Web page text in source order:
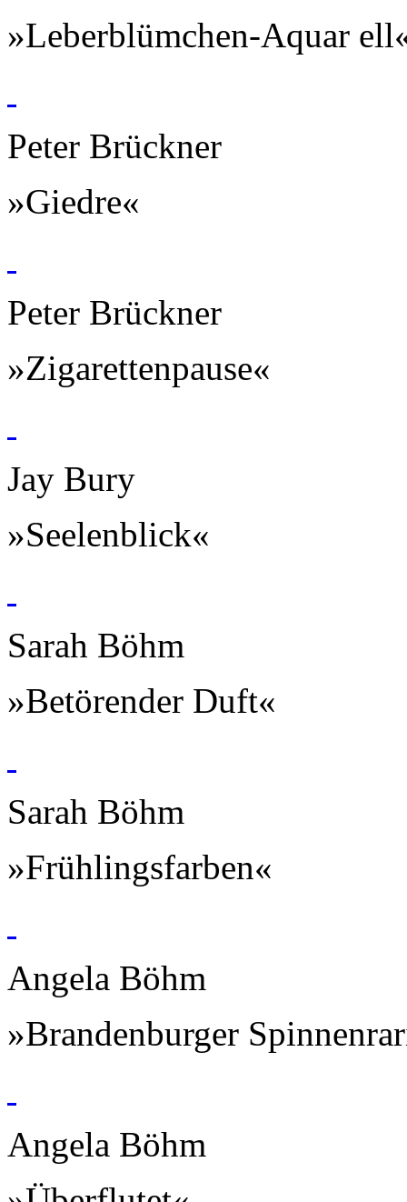
»Leberblümchen-Aquar
Peter Brückner
»Giedre«
Peter Brückner
»Zigarettenpause«
Jay Bury
»Seelenblick«
Sarah Böhm
»Betörender Duft«
Sarah Böhm
»Frühlingsfarben«
Angela Böhm
»Brandenburger
Angela Böhm